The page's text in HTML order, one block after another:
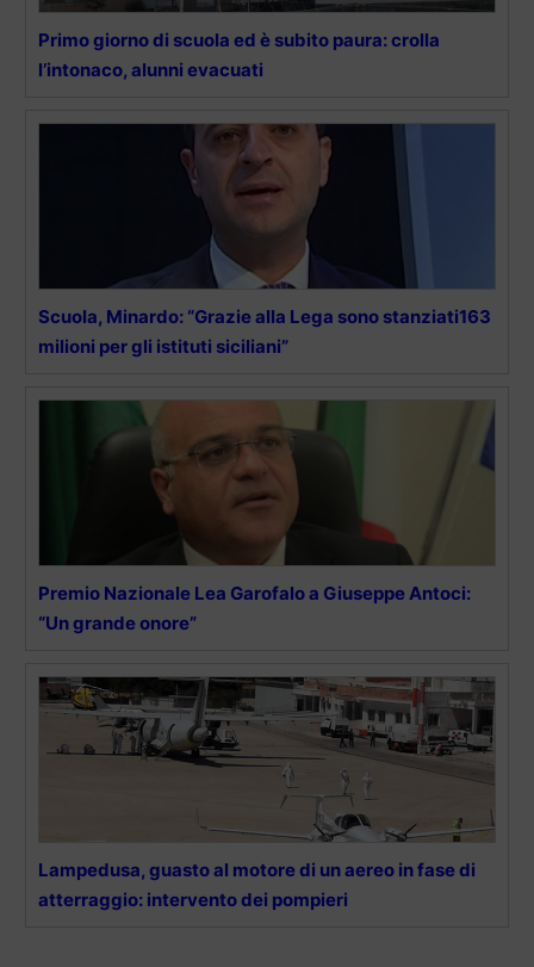
Primo giorno di scuola ed è subito paura: crolla
l’intonaco, alunni evacuati
Scuola, Minardo: “Grazie alla Lega sono stanziati163
milioni per gli istituti siciliani”
Premio Nazionale Lea Garofalo a Giuseppe Antoci:
“Un grande onore”
Lampedusa, guasto al motore di un aereo in fase di
atterraggio: intervento dei pompieri